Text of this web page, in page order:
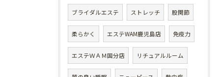
ブライダルエステ ストレッチ 股関節
柔らかく エステWAM鹿児島店 免疫力
エステＷＡＭ国分店 リチュアルルーム